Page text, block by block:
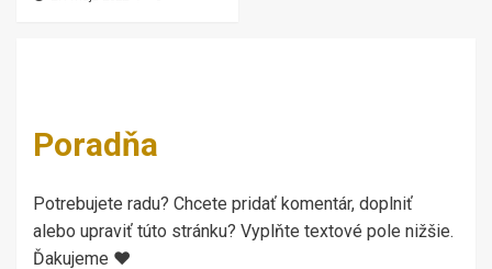
Poradňa
Potrebujete radu? Chcete pridať komentár, doplniť
alebo upraviť túto stránku? Vyplňte textové pole nižšie.
Ďakujeme ♥